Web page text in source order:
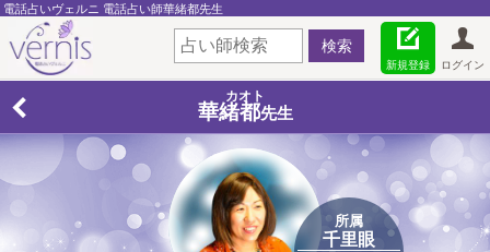
電話占いヴェルニ 電話占い師華緒都先生
ログイン
新規登録
カオト
華緒都先生
所属
千里眼